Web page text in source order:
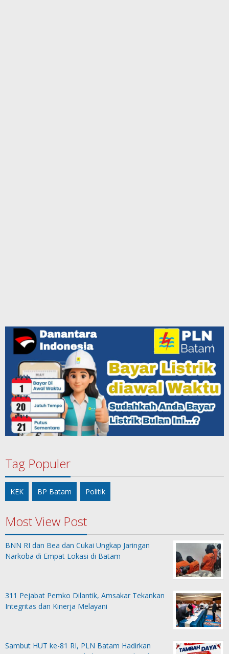
Tag Populer
KEK BP Batam Politik
Most View Post
BNN RI dan Bea dan Cukai Ungkap Jaringan
Narkoba di Empat Lokasi di Batam
311 Pejabat Pemko Dilantik, Amsakar Tekankan
Integritas dan Kinerja Melayani
Sambut HUT ke-81 RI, PLN Batam Hadirkan